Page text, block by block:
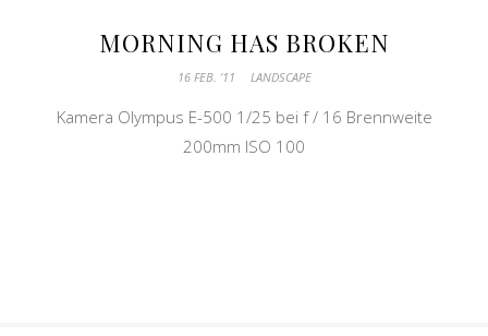
MORNING HAS BROKEN
16 FEB. ’11 LANDSCAPE
Kamera Olympus E-500 1/25 bei f / 16 Brennweite
200mm ISO 100